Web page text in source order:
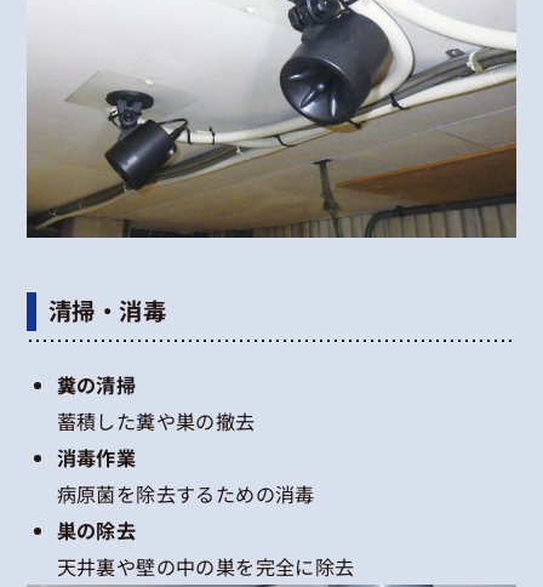
清掃・消毒
糞の清掃
蓄積した糞や巣の撤去
消毒作業
病原菌を除去するための消毒
巣の除去
天井裏や壁の中の巣を完全に除去